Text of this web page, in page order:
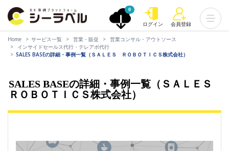
0
ログイン 会員登録
Home サービス一覧 営業・販促
営業コンサル・アウトソース
インサイドセールス代行・テレアポ代行
SALES BASEの詳細・事例一覧（ＳＡＬＥＳ ＲＯＢＯＴＩＣＳ株式会社）
SALES BASEの詳細・事例一覧（ＳＡＬＥＳ
ＲＯＢＯＴＩＣＳ株式会社）